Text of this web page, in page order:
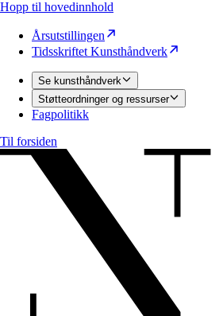
Hopp til hovedinnhold
Årsutstillingen
Tidsskriftet Kunsthåndverk
Se kunsthåndverk
Støtteordninger og ressurser
Fagpolitikk
Til forsiden